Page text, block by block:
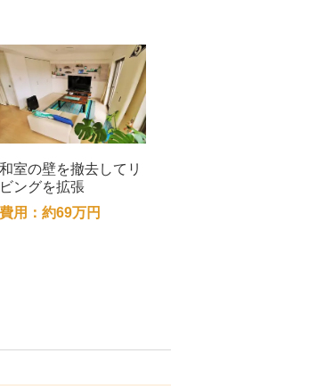
和室の壁を撤去してリ
ビングを拡張
費用：約69万円